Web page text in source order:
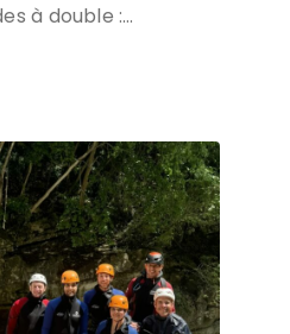
à double :…